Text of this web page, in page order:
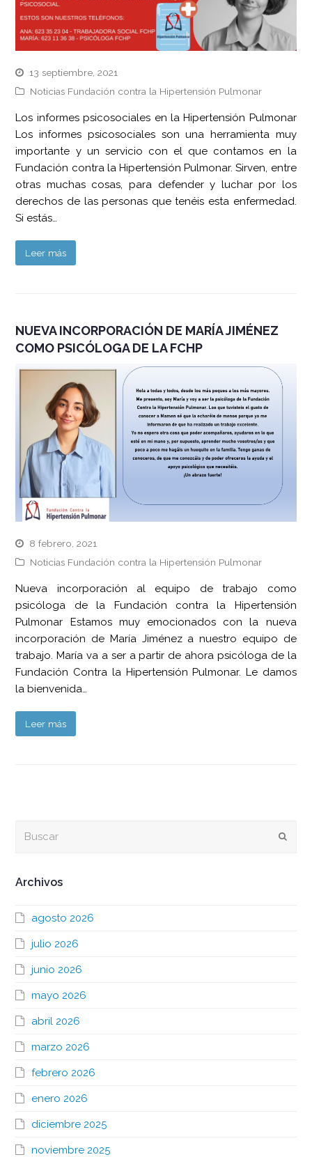
13 septiembre, 2021
Noticias Fundación contra la Hipertensión Pulmonar
Los informes psicosociales en la Hipertensión Pulmonar
Los informes psicosociales son una herramienta muy
importante y un servicio con el que contamos en la
Fundación contra la Hipertensión Pulmonar. Sirven, entre
otras muchas cosas, para defender y luchar por los
derechos de las personas que tenéis esta enfermedad.
Si estás…
Leer más
NUEVA INCORPORACIÓN DE MARÍA JIMÉNEZ
COMO PSICÓLOGA DE LA FCHP
8 febrero, 2021
Noticias Fundación contra la Hipertensión Pulmonar
Nueva incorporación al equipo de trabajo como
psicóloga de la Fundación contra la Hipertensión
Pulmonar Estamos muy emocionados con la nueva
incorporación de María Jiménez a nuestro equipo de
trabajo. María va a ser a partir de ahora psicóloga de la
Fundación Contra la Hipertensión Pulmonar. Le damos
la bienvenida…
Leer más
Archivos
agosto 2026
julio 2026
junio 2026
mayo 2026
abril 2026
marzo 2026
febrero 2026
enero 2026
diciembre 2025
noviembre 2025